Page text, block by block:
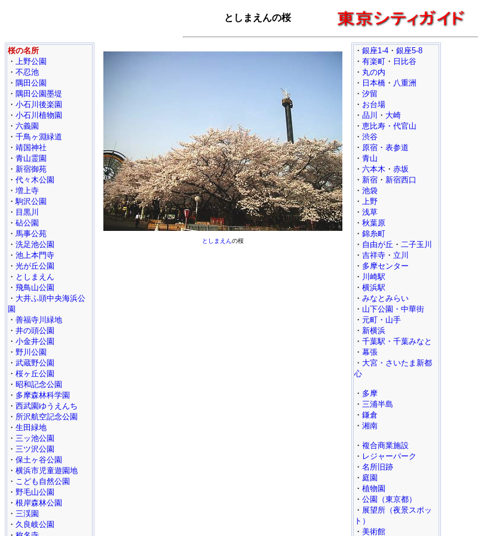
としまえんの桜
桜の名所
・ 上野公園
・ 不忍池
・ 隅田公園
・ 隅田公園墨堤
・ 小石川後楽園
・ 小石川植物園
・ 六義園
・ 千鳥ヶ淵緑道
・ 靖国神社
・ 青山霊園
・ 新宿御苑
・ 代々木公園
・ 増上寺
・駒沢公園
・ 目黒川
・ 砧公園
・ 馬事公苑
・ 洗足池公園
・ 池上本門寺
・ 光が丘公園
・ としまえん
・ 飛鳥山公園
・ 大井ふ頭中央海浜公
園
・ 善福寺川緑地
・ 井の頭公園
・ 小金井公園
・ 野川公園
・ 武蔵野公園
・ 桜ヶ丘公園
・ 昭和記念公園
・ 多摩森林科学園
・ 西武園ゆうえんち
・ 所沢航空記念公園
・ 生田緑地
・ 三ッ池公園
・ 三ツ沢公園
・ 保土ヶ谷公園
・ 横浜市児童遊園地
・ こども自然公園
・ 野毛山公園
・ 根岸森林公園
・ 三渓園
・ 久良岐公園
としまえんの桜
・ 銀座1-4 ・ 銀座5-8
・ 有楽町 ・ 日比谷
・ 丸の内
・ 日本橋 ・ 八重洲
・ 汐留
・ お台場
・ 品川 ・ 大崎
・ 恵比寿・代官山
・ 渋谷
・ 原宿・表参道
・ 青山
・ 六本木 ・ 赤坂
・ 新宿 ・ 新宿西口
・ 池袋
・ 上野
・ 浅草
・ 秋葉原
・ 錦糸町
・ 自由が丘 ・ 二子玉川
・ 吉祥寺 ・ 立川
・ 多摩センター
・ 川崎駅
・ 横浜駅
・ みなとみらい
・ 山下公園・中華街
・ 元町・山手
・ 新横浜
・ 千葉駅・千葉みなと
・ 幕張
・ 大宮・さいたま新都
心
・ 多摩
・ 三浦半島
・ 鎌倉
・ 湘南
・ 複合商業施設
・ レジャーパーク
・ 名所旧跡
・ 庭園
・ 植物園
・ 公園（東京都）
・ 展望所（夜景スポッ
ト）
・ 美術館